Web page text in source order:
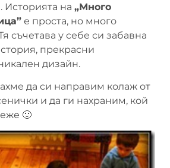
Историята на „Много
е проста, но много
съчетава у себе си забавна
прекрасни
дизайн.
да си направим колаж от
и да ги нахраним, кой
🙂